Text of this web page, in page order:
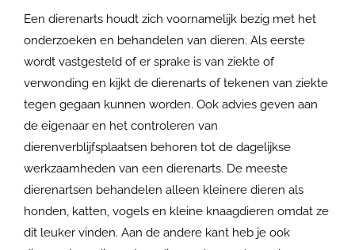
Een dierenarts houdt zich voornamelijk bezig met het
onderzoeken en behandelen van dieren. Als eerste
wordt vastgesteld of er sprake is van ziekte of
verwonding en kijkt de dierenarts of tekenen van ziekte
tegen gegaan kunnen worden. Ook advies geven aan
de eigenaar en het controleren van
dierenverblijfsplaatsen behoren tot de dagelijkse
werkzaamheden van een dierenarts. De meeste
dierenartsen behandelen alleen kleinere dieren als
honden, katten, vogels en kleine knaagdieren omdat ze
dit leuker vinden. Aan de andere kant heb je ook